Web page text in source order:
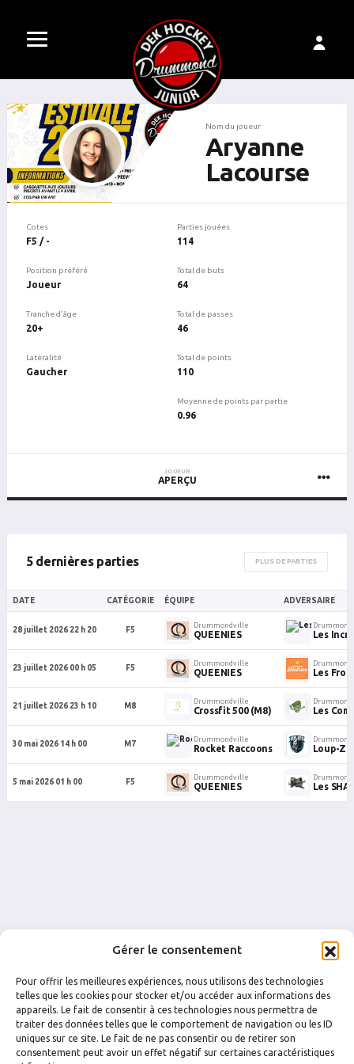
Gérer le consentement
Pour offrir les meilleures expériences, nous utilisons des technologies
telles que les cookies pour stocker et/ou accéder aux informations des
appareils. Le fait de consentir à ces technologies nous permettra de
traiter des données telles que le comportement de navigation ou les ID
uniques sur ce site. Le fait de ne pas consentir ou de retirer son
consentement peut avoir un effet négatif sur certaines caractéristiques
Nom du joueur
Aryanne
Lacourse
Cotes
F5 / -
Position préféré
Joueur
Tranche d'âge
20+
Latéralité
Gaucher
Parties jouées
114
Total de buts
64
Total de passes
46
Total de points
110
Moyenne de points par partie
0.96
JOUEUR
APERÇU
5 dernières parties PLUS DE PARTIES
DATE CATÉGORIE ÉQUIPE ADVERSAIRE
28 juillet 2026 22 h 20 F5
Drummondville
QUEENIES Les
23 juillet 2026 00 h 05 F5
Drummondville
QUEENIES Les
21 juillet 2026 23 h 10 M8
Drummondville
Crossfit 500 (M8) Les
30 mai 2026 14 h 00 M7
Drummondville
Rocket Raccoons Loup-
5 mai 2026 01 h 00 F5
Drummondville
QUEENIES Les
FACEBOOK INSTAGRAM